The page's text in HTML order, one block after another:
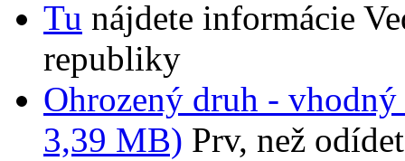
Tu nájdete informácie
republiky
Ohrozený druh -
3,39 MB) Prv, než